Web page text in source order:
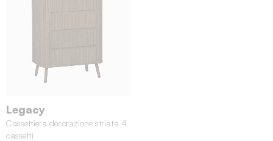
Legacy
Cassettiera decorazione striata 4
cassetti